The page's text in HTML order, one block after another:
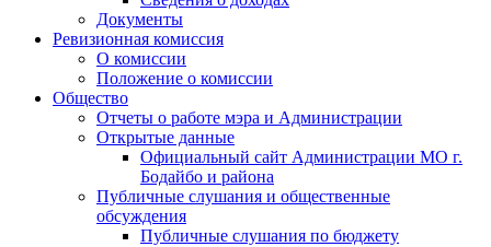
Документы
Ревизионная комиссия
О комиссии
Положение о комиссии
Общество
Отчеты о работе мэра и Администрации
Открытые данные
Официальный сайт Администрации МО г.
Бодайбо и района
Публичные слушания и общественные
обсуждения
Публичные слушания по бюджету